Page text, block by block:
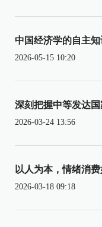
中国经济学的自主
2026-05-15 10:20
深刻把握中等发达
2026-03-24 13:56
以人为本，情绪消
2026-03-18 09:18